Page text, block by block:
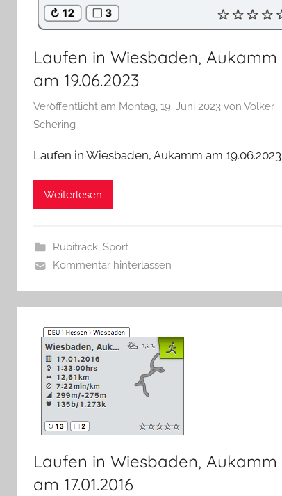
Laufen in Wiesbaden, Aukamm
am 19.06.2023
Veröffentlicht am Montag, 19. Juni 2023 von Volker
Schering
Laufen in Wiesbaden, Aukamm am 19.06.2023
Weiterlesen
Rubitrack, Sport
Kommentar hinterlassen
Laufen in Wiesbaden, Aukamm
am 17.01.2016